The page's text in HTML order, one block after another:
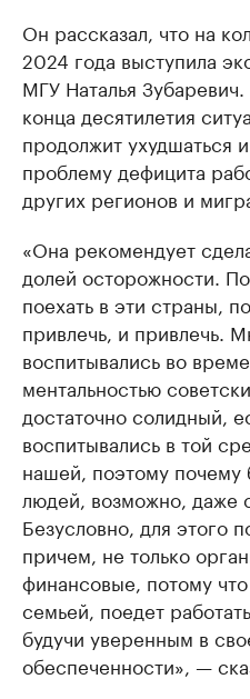
Он рассказал, что на
2024 года выступила
МГУ Наталья
конца десятилетия
продолжит ухудшаться
проблему дефицита
других регионов и
«Она рекомендует
долей осторожности.
поехать в эти страны,
привлечь, и привлечь.
воспитывались во
ментальностью
достаточно солидный,
воспитывались в той
нашей, поэтому почему
людей, возможно, даже
Безусловно, для этого
причем, не только
финансовые, потому
семьей, поедет
будучи уверенным в
обеспеченности», —